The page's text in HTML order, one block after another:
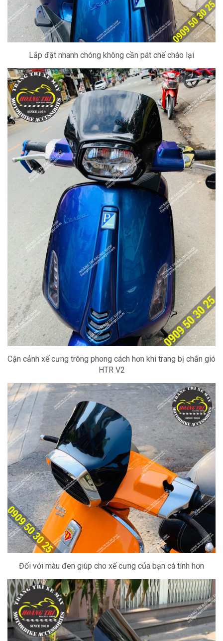
Lắp đặt nhanh chóng không cần pát chế cháo lại
Cận cảnh xế cưng trông phong cách hơn khi trang bị chắn gió
HTR V2
Đối với màu đen giúp cho xế cưng của bạn cá tính hơn